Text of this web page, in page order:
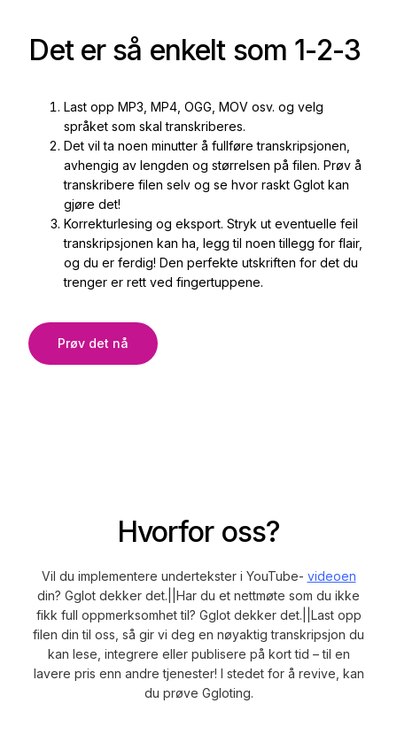
Det er så enkelt som 1-2-3
Last opp MP3, MP4, OGG, MOV osv. og velg
språket som skal transkriberes.
Det vil ta noen minutter å fullføre transkripsjonen,
avhengig av lengden og størrelsen på filen. Prøv å
transkribere filen selv og se hvor raskt Gglot kan
gjøre det!
Korrekturlesing og eksport. Stryk ut eventuelle feil
transkripsjonen kan ha, legg til noen tillegg for flair,
og du er ferdig! Den perfekte utskriften for det du
trenger er rett ved fingertuppene.
Prøv det nå
Hvorfor oss?
Vil du implementere undertekster i YouTube- videoen
din? Gglot dekker det.||Har du et nettmøte som du ikke
fikk full oppmerksomhet til? Gglot dekker det.||Last opp
filen din til oss, så gir vi deg en nøyaktig transkripsjon du
kan lese, integrere eller publisere på kort tid – til en
lavere pris enn andre tjenester! I stedet for å revive, kan
du prøve Ggloting.